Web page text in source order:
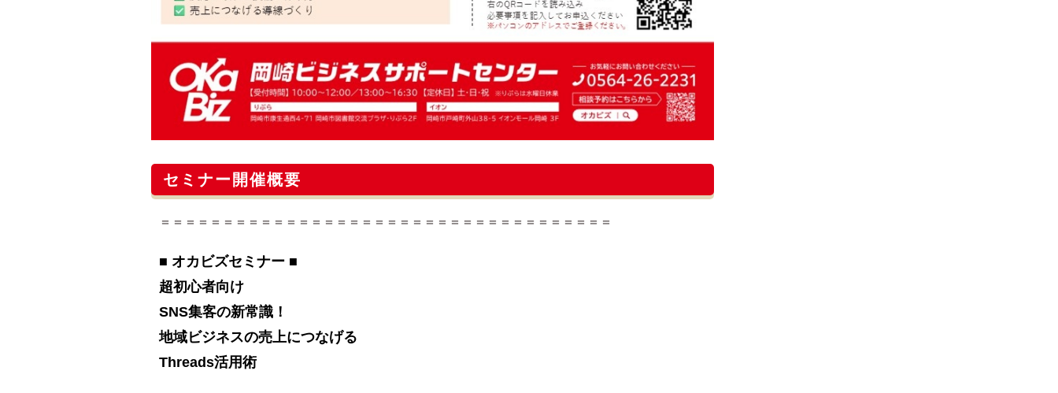
セミナー開催概要
＝＝＝＝＝＝＝＝＝＝＝＝＝＝＝＝＝＝＝＝＝＝＝＝＝＝＝＝＝＝＝＝＝＝＝＝
■ オカビズセミナー ■
超初心者向け
SNS集客の新常識！
地域ビジネスの売上につなげる
Threads活用術